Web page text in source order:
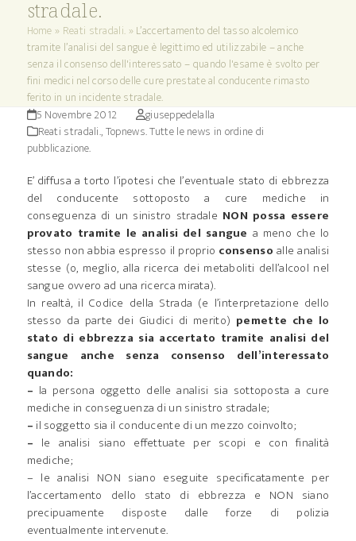
stradale.
Home » Reati stradali. »L’accertamento del tasso alcolemico
tramite l’analisi del sangue è legittimo ed utilizzabile – anche
senza il consenso dell'interessato – quando l'esame è svolto per
fini medici nel corso delle cure prestate al conducente rimasto
ferito in un incidente stradale.
5 Novembre 2012
giuseppedelalla
Reati stradali.,Topnews. Tutte le news in ordine di
pubblicazione.
E’ diffusa a torto l’ipotesi che l’eventuale stato di ebbrezza
del conducente sottoposto a cure mediche in
conseguenza di un sinistro stradale NON possa essere
provato tramite le analisi del sangue a meno che lo
stesso non abbia espresso il proprio consenso alle analisi
stesse (o, meglio, alla ricerca dei metaboliti dell’alcool nel
sangue ovvero ad una ricerca mirata).
In realtà, il Codice della Strada (e l’interpretazione dello
stesso da parte dei Giudici di merito) pemette che lo
stato di ebbrezza sia accertato tramite analisi del
sangue anche senza consenso dell’interessato
quando:
– la persona oggetto delle analisi sia sottoposta a cure
mediche in conseguenza di un sinistro stradale;
– il soggetto sia il conducente di un mezzo coinvolto;
– le analisi siano effettuate per scopi e con finalità
mediche;
– le analisi NON siano eseguite specificatamente per
l’accertamento dello stato di ebbrezza e NON siano
precipuamente disposte dalle forze di polizia
eventualmente intervenute.